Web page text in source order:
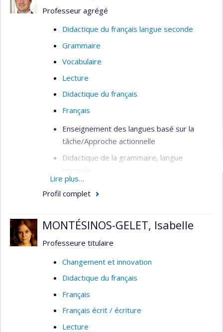
L’apprentissage de la langue écrite au
La compétence en français écrit au
postsecondaire
Les capacités métalinguistiques dans la
lecture et l’écriture
Professeur agrégé
Didactique du français langue seconde
Grammaire
Vocabulaire
Lecture
Didactique du français
Français
Enseignement des langues basé sur la
tâche/Approche actionnelle
Didactique de la grammaire, langue
seconde
Didactique du vocabulaire, langue seconde
Francisation
Lire plus…
Profil complet
MONTÉSINOS-GELET, Isabelle
Professeure titulaire
Changement et innovation
Didactique du français
Français
Français écrit / écriture
Lecture